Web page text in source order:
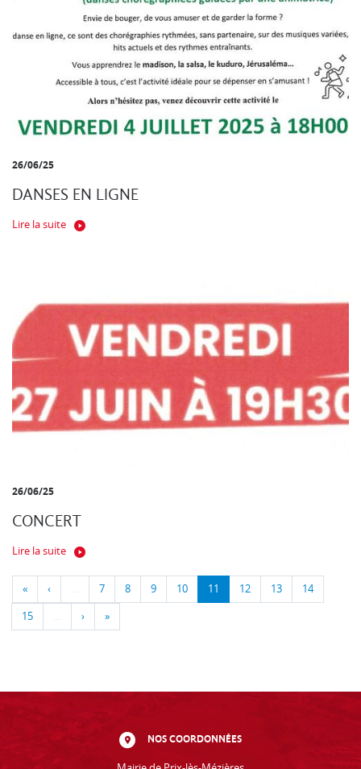
26/06/25
DANSES EN LIGNE
Lire la suite
26/06/25
CONCERT
Lire la suite
« ‹ … 7 8 9 10 11 12 13 14
15 … › »
NOS COORDONNÉES